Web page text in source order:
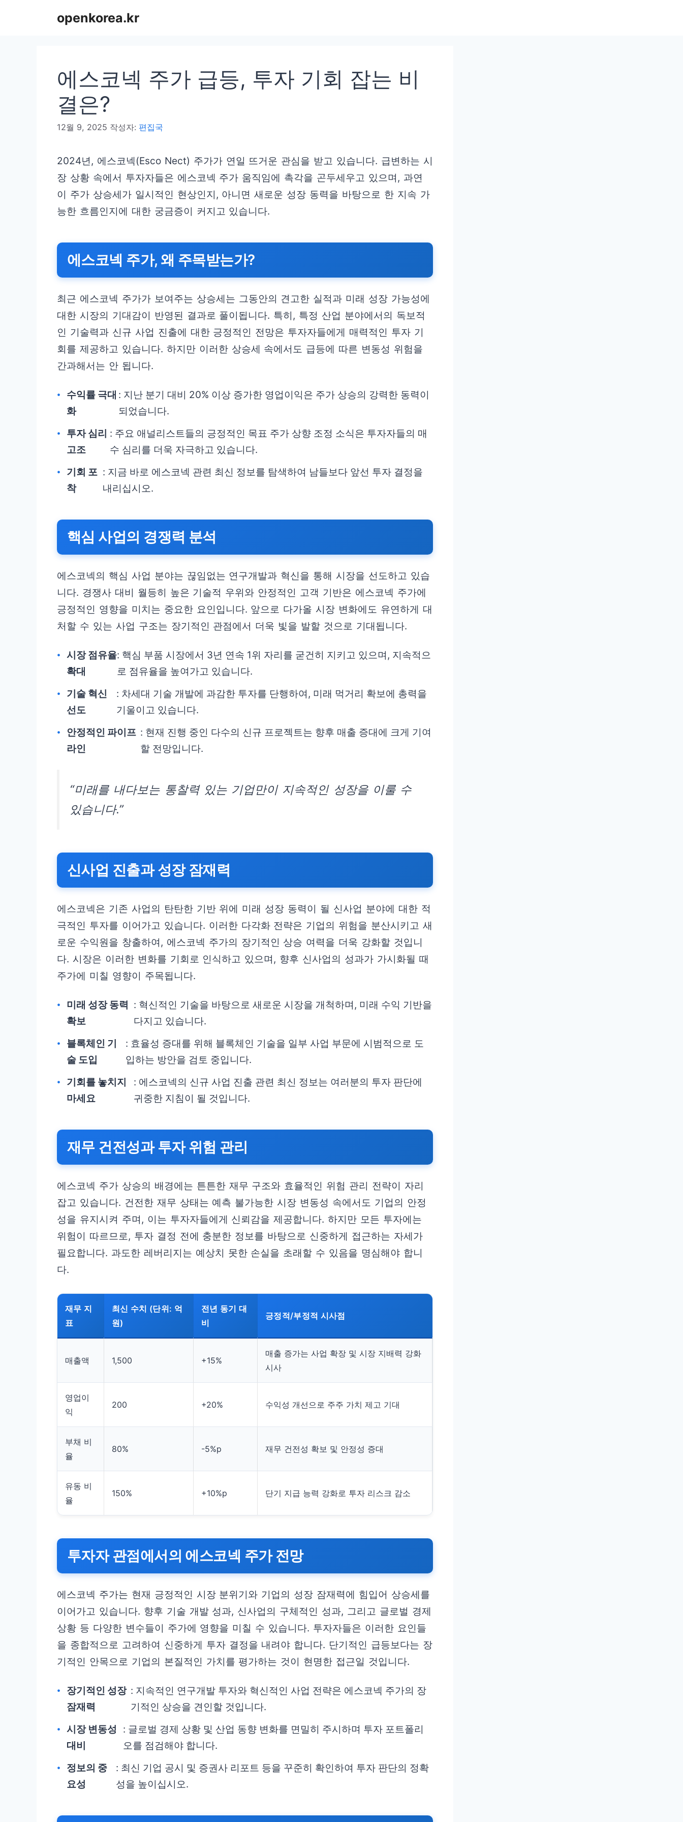
openkorea.kr
에스코넥 주가 급등, 투자 기회 잡는 비
결은?
12월 9, 2025 작성자: 편집국
2024년, 에스코넥(Esco Nect) 주가가 연일 뜨거운 관심을 받고 있습니다. 급변하는 시
장 상황 속에서 투자자들은 에스코넥 주가 움직임에 촉각을 곤두세우고 있으며, 과연
이 주가 상승세가 일시적인 현상인지, 아니면 새로운 성장 동력을 바탕으로 한 지속 가
능한 흐름인지에 대한 궁금증이 커지고 있습니다.
에스코넥 주가, 왜 주목받는가?
최근 에스코넥 주가가 보여주는 상승세는 그동안의 견고한 실적과 미래 성장 가능성에
대한 시장의 기대감이 반영된 결과로 풀이됩니다. 특히, 특정 산업 분야에서의 독보적
인 기술력과 신규 사업 진출에 대한 긍정적인 전망은 투자자들에게 매력적인 투자 기
회를 제공하고 있습니다. 하지만 이러한 상승세 속에서도 급등에 따른 변동성 위험을
간과해서는 안 됩니다.
수익률 극대
화
: 지난 분기 대비 20% 이상 증가한 영업이익은 주가 상승의 강력한 동력이
되었습니다.
투자 심리
고조
: 주요 애널리스트들의 긍정적인 목표 주가 상향 조정 소식은 투자자들의 매
수 심리를 더욱 자극하고 있습니다.
기회 포
착
: 지금 바로 에스코넥 관련 최신 정보를 탐색하여 남들보다 앞선 투자 결정을
내리십시오.
핵심 사업의 경쟁력 분석
에스코넥의 핵심 사업 분야는 끊임없는 연구개발과 혁신을 통해 시장을 선도하고 있습
니다. 경쟁사 대비 월등히 높은 기술적 우위와 안정적인 고객 기반은 에스코넥 주가에
긍정적인 영향을 미치는 중요한 요인입니다. 앞으로 다가올 시장 변화에도 유연하게 대
처할 수 있는 사업 구조는 장기적인 관점에서 더욱 빛을 발할 것으로 기대됩니다.
시장 점유율
확대
: 핵심 부품 시장에서 3년 연속 1위 자리를 굳건히 지키고 있으며, 지속적으
로 점유율을 높여가고 있습니다.
기술 혁신
선도
: 차세대 기술 개발에 과감한 투자를 단행하여, 미래 먹거리 확보에 총력을
기울이고 있습니다.
안정적인 파이프
라인
: 현재 진행 중인 다수의 신규 프로젝트는 향후 매출 증대에 크게 기여
할 전망입니다.
“미래를 내다보는 통찰력 있는 기업만이 지속적인 성장을 이룰 수
있습니다.”
신사업 진출과 성장 잠재력
에스코넥은 기존 사업의 탄탄한 기반 위에 미래 성장 동력이 될 신사업 분야에 대한 적
극적인 투자를 이어가고 있습니다. 이러한 다각화 전략은 기업의 위험을 분산시키고 새
로운 수익원을 창출하여, 에스코넥 주가의 장기적인 상승 여력을 더욱 강화할 것입니
다. 시장은 이러한 변화를 기회로 인식하고 있으며, 향후 신사업의 성과가 가시화될 때
주가에 미칠 영향이 주목됩니다.
미래 성장 동력
확보
: 혁신적인 기술을 바탕으로 새로운 시장을 개척하며, 미래 수익 기반을
다지고 있습니다.
블록체인 기
술 도입
: 효율성 증대를 위해 블록체인 기술을 일부 사업 부문에 시범적으로 도
입하는 방안을 검토 중입니다.
기회를 놓치지
마세요
: 에스코넥의 신규 사업 진출 관련 최신 정보는 여러분의 투자 판단에
귀중한 지침이 될 것입니다.
재무 건전성과 투자 위험 관리
에스코넥 주가 상승의 배경에는 튼튼한 재무 구조와 효율적인 위험 관리 전략이 자리
잡고 있습니다. 건전한 재무 상태는 예측 불가능한 시장 변동성 속에서도 기업의 안정
성을 유지시켜 주며, 이는 투자자들에게 신뢰감을 제공합니다. 하지만 모든 투자에는
위험이 따르므로, 투자 결정 전에 충분한 정보를 바탕으로 신중하게 접근하는 자세가
필요합니다. 과도한 레버리지는 예상치 못한 손실을 초래할 수 있음을 명심해야 합니
다.
재무 지
표
최신 수치 (단위: 억
원)
전년 동기 대
비
긍정적/부정적 시사점
매출액 1,500 +15%
매출 증가는 사업 확장 및 시장 지배력 강화
시사
영업이
익
200 +20% 수익성 개선으로 주주 가치 제고 기대
부채 비
율
80% -5%p 재무 건전성 확보 및 안정성 증대
유동 비
율
150% +10%p 단기 지급 능력 강화로 투자 리스크 감소
투자자 관점에서의 에스코넥 주가 전망
에스코넥 주가는 현재 긍정적인 시장 분위기와 기업의 성장 잠재력에 힘입어 상승세를
이어가고 있습니다. 향후 기술 개발 성과, 신사업의 구체적인 성과, 그리고 글로벌 경제
상황 등 다양한 변수들이 주가에 영향을 미칠 수 있습니다. 투자자들은 이러한 요인들
을 종합적으로 고려하여 신중하게 투자 결정을 내려야 합니다. 단기적인 급등보다는 장
기적인 안목으로 기업의 본질적인 가치를 평가하는 것이 현명한 접근일 것입니다.
장기적인 성장
잠재력
: 지속적인 연구개발 투자와 혁신적인 사업 전략은 에스코넥 주가의 장
기적인 상승을 견인할 것입니다.
시장 변동성
대비
: 글로벌 경제 상황 및 산업 동향 변화를 면밀히 주시하며 투자 포트폴리
오를 점검해야 합니다.
정보의 중
요성
: 최신 기업 공시 및 증권사 리포트 등을 꾸준히 확인하여 투자 판단의 정확
성을 높이십시오.